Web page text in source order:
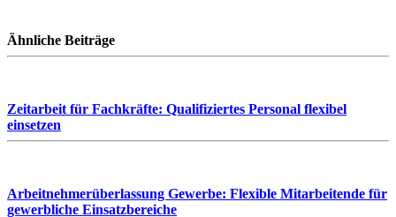
Ähnliche Beiträge
Zeitarbeit für Fachkräfte: Qualifiziertes Personal flexibel
einsetzen
Arbeitnehmerüberlassung Gewerbe: Flexible Mitarbeitende für
gewerbliche Einsatzbereiche